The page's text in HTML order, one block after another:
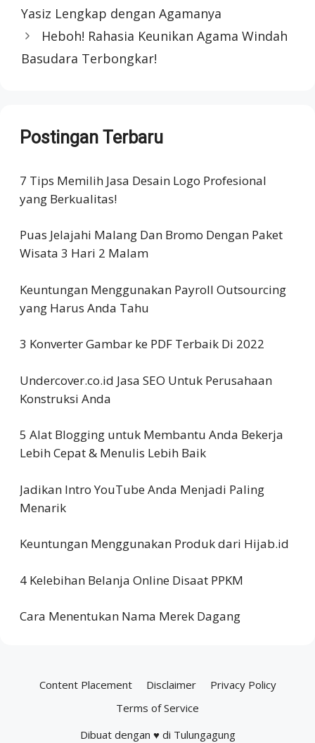
Yasiz Lengkap dengan Agamanya
Heboh! Rahasia Keunikan Agama Windah
Basudara Terbongkar!
Postingan Terbaru
7 Tips Memilih Jasa Desain Logo Profesional
yang Berkualitas!
Puas Jelajahi Malang Dan Bromo Dengan Paket
Wisata 3 Hari 2 Malam
Keuntungan Menggunakan Payroll Outsourcing
yang Harus Anda Tahu
3 Konverter Gambar ke PDF Terbaik Di 2022
Undercover.co.id Jasa SEO Untuk Perusahaan
Konstruksi Anda
5 Alat Blogging untuk Membantu Anda Bekerja
Lebih Cepat & Menulis Lebih Baik
Jadikan Intro YouTube Anda Menjadi Paling
Menarik
Keuntungan Menggunakan Produk dari Hijab.id
4 Kelebihan Belanja Online Disaat PPKM
Cara Menentukan Nama Merek Dagang
Content Placement Disclaimer
Privacy Policy
Terms of Service
Dibuat dengan ♥ di Tulungagung